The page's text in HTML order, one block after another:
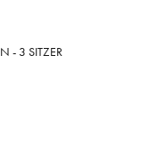
- 3 SITZER